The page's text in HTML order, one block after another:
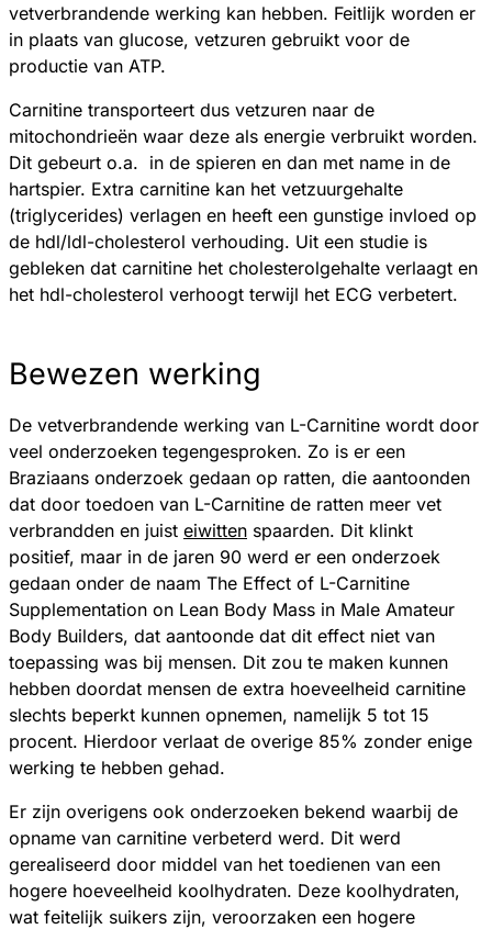
vetverbrandende werking kan hebben. Feitlijk worden er
in plaats van glucose, vetzuren gebruikt voor de
productie van ATP.
Carnitine transporteert dus vetzuren naar de
mitochondrieën waar deze als energie verbruikt worden.
Dit gebeurt o.a. in de spieren en dan met name in de
hartspier. Extra carnitine kan het vet­zuurgehalte
(triglycerides) verlagen en heeft een gunstige invloed op
de hdl/ldl-choles­terol verhouding. Uit een studie is
gebleken dat carnitine het cholesterolgehalte verlaagt en
het hdl-cholesterol verhoogt terwijl het ECG verbetert.
Bewezen werking
De vetverbrandende werking van L-Carnitine wordt door
veel onderzoeken tegengesproken. Zo is er een
Braziaans onderzoek gedaan op ratten, die aantoonden
dat door toedoen van L-Carnitine de ratten meer vet
verbrandden en juist eiwitten spaarden. Dit klinkt
positief, maar in de jaren 90 werd er een onderzoek
gedaan onder de naam The Effect of L-Carnitine
Supplementation on Lean Body Mass in Male Amateur
Body Builders, dat aantoonde dat dit effect niet van
toepassing was bij mensen. Dit zou te maken kunnen
hebben doordat mensen de extra hoeveelheid carnitine
slechts beperkt kunnen opnemen, namelijk 5 tot 15
procent. Hierdoor verlaat de overige 85% zonder enige
werking te hebben gehad.
Er zijn overigens ook onderzoeken bekend waarbij de
opname van carnitine verbeterd werd. Dit werd
gerealiseerd door middel van het toedienen van een
hogere hoeveelheid koolhydraten. Deze koolhydraten,
wat feitelijk suikers zijn, veroorzaken een hogere